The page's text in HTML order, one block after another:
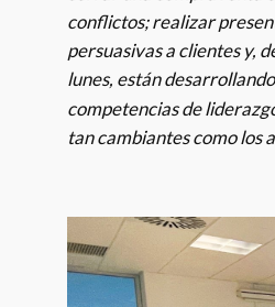
conflictos; realizar
persuasivas a clientes y,
lunes, están
competencias de
tan cambiantes como los